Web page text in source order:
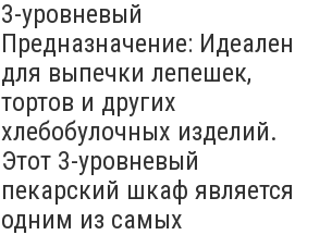
3-уровневый
Предназначение: Идеален
для выпечки лепешек,
тортов и других
хлебобулочных изделий.
Этот 3-уровневый
пекарский шкаф является
одним из самых